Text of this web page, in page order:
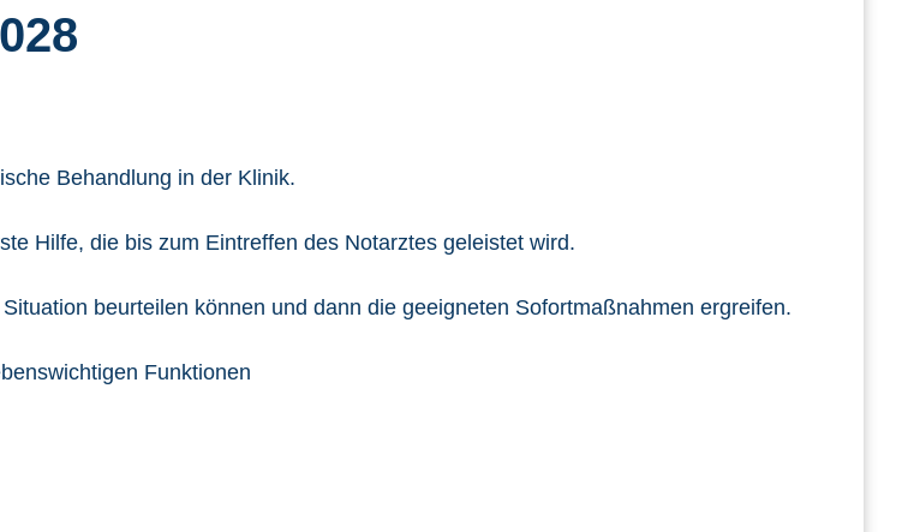
Behandlung in der Klinik.
Hilfe, die bis zum Eintreffen des Notarztes geleistet wird.
beurteilen können und dann die geeigneten Sofortmaßnahmen ergreifen.
Funktionen